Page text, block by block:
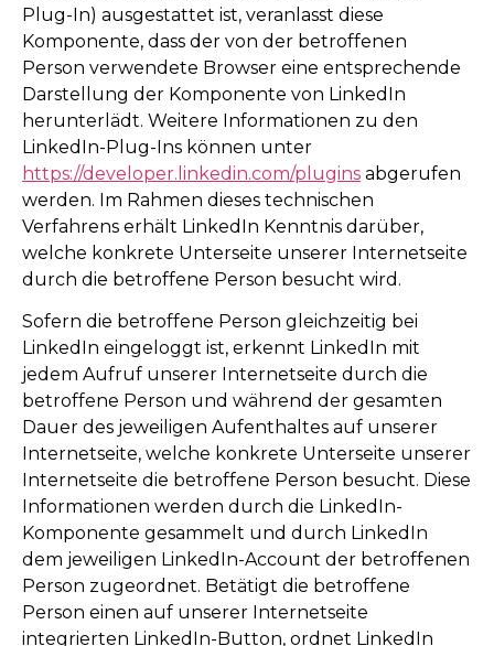
Plug-In) ausgestattet ist, veranlasst diese
Komponente, dass der von der betroffenen
Person verwendete Browser eine entsprechende
Darstellung der Komponente von LinkedIn
herunterlädt. Weitere Informationen zu den
LinkedIn-Plug-Ins können unter
https://developer.linkedin.com/plugins abgerufen
werden. Im Rahmen dieses technischen
Verfahrens erhält LinkedIn Kenntnis darüber,
welche konkrete Unterseite unserer Internetseite
durch die betroffene Person besucht wird.
Sofern die betroffene Person gleichzeitig bei
LinkedIn eingeloggt ist, erkennt LinkedIn mit
jedem Aufruf unserer Internetseite durch die
betroffene Person und während der gesamten
Dauer des jeweiligen Aufenthaltes auf unserer
Internetseite, welche konkrete Unterseite unserer
Internetseite die betroffene Person besucht. Diese
Informationen werden durch die LinkedIn-
Komponente gesammelt und durch LinkedIn
dem jeweiligen LinkedIn-Account der betroffenen
Person zugeordnet. Betätigt die betroffene
Person einen auf unserer Internetseite
integrierten LinkedIn-Button, ordnet LinkedIn